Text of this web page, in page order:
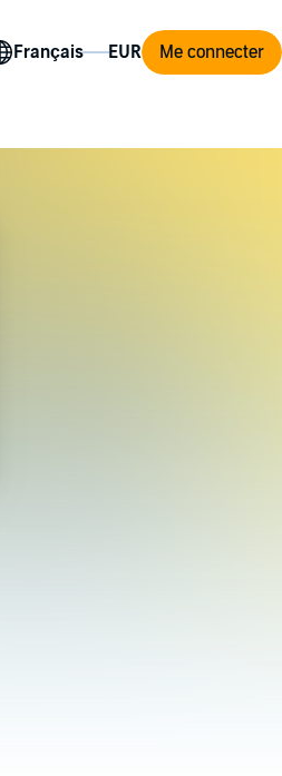
Me connecter